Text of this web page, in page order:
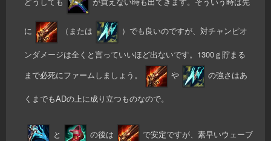
に （または ）でも良いのですが、対チャンピオ
ンダメージは全くと言っていいほど出ないです。1300ｇ貯まる
まで必死にファームしましょう。
や の強さはあ
くまでもADの上に成り立つものなので。
と の後は で安定ですが、素早いウェーブ